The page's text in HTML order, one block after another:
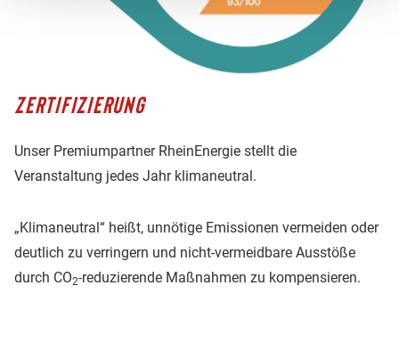
ZERTIFIZIERUNG
Unser Premiumpartner RheinEnergie stellt die
Veranstaltung jedes Jahr klimaneutral.
„Klimaneutral“ heißt, unnötige Emissionen vermeiden oder
deutlich zu verringern und nicht-vermeidbare Ausstöße
durch CO2-reduzierende Maßnahmen zu kompensieren.